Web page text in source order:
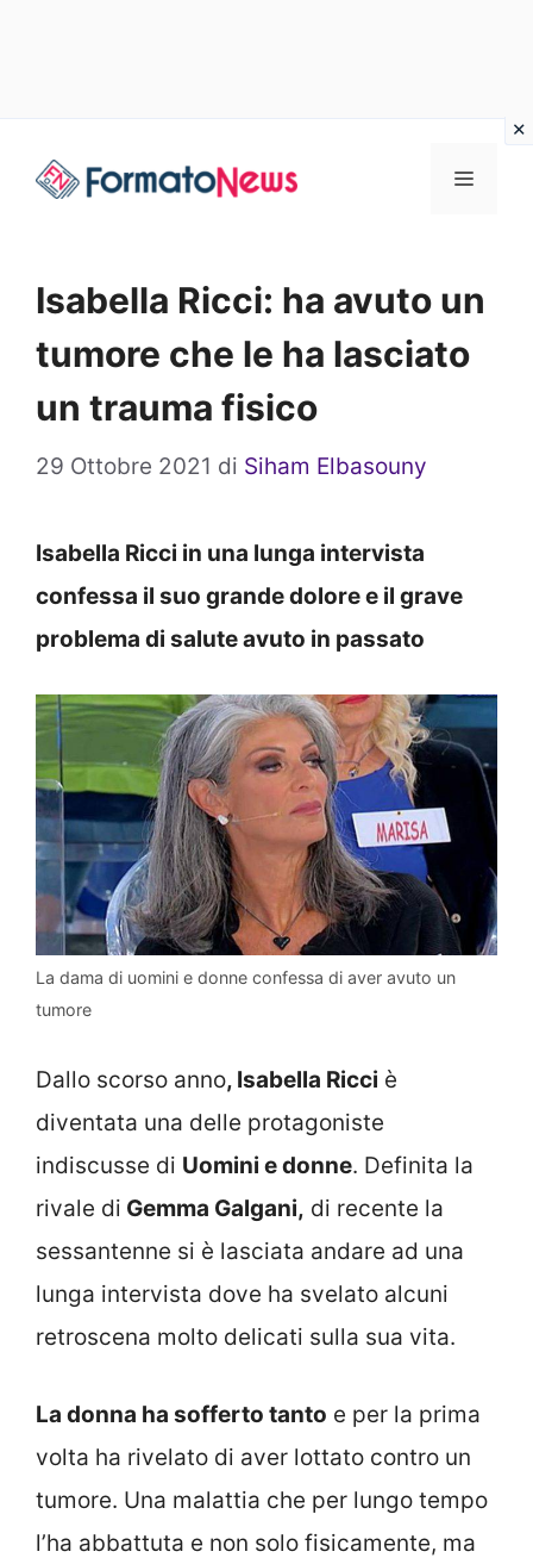
Menu
Isabella Ricci: ha avuto un
tumore che le ha lasciato
un trauma fisico
29 Ottobre 2021 di Siham Elbasouny
Isabella Ricci in una lunga intervista
confessa il suo grande dolore e il grave
problema di salute avuto in passato
La dama di uomini e donne confessa di aver avuto un
tumore
Dallo scorso anno, Isabella Ricci è
diventata una delle protagoniste
indiscusse di Uomini e donne. Definita la
rivale di Gemma Galgani, di recente la
sessantenne si è lasciata andare ad una
lunga intervista dove ha svelato alcuni
retroscena molto delicati sulla sua vita.
La donna ha sofferto tanto e per la prima
volta ha rivelato di aver lottato contro un
tumore. Una malattia che per lungo tempo
l’ha abbattuta e non solo fisicamente, ma